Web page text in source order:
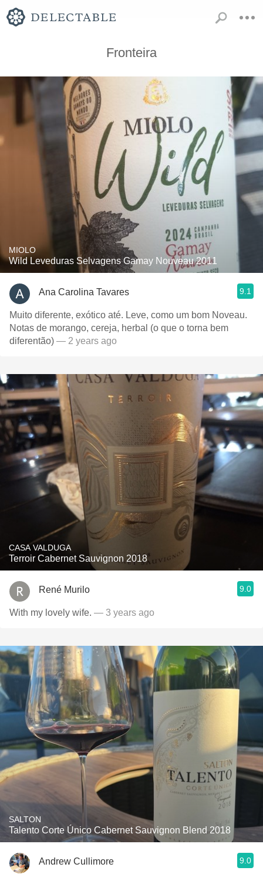
Fronteira
MIOLO
Wild Leveduras Selvagens Gamay Nouveau 2011
Ana Carolina Tavares 9.1
Muito diferente, exótico até. Leve, como um bom Noveau.
Notas de morango, cereja, herbal (o que o torna bem
diferentão) — 2 years ago
CASA VALDUGA
Terroir Cabernet Sauvignon 2018
René Murilo 9.0
With my lovely wife. — 3 years ago
SALTON
Talento Corte Único Cabernet Sauvignon Blend 2018
Andrew Cullimore 9.0